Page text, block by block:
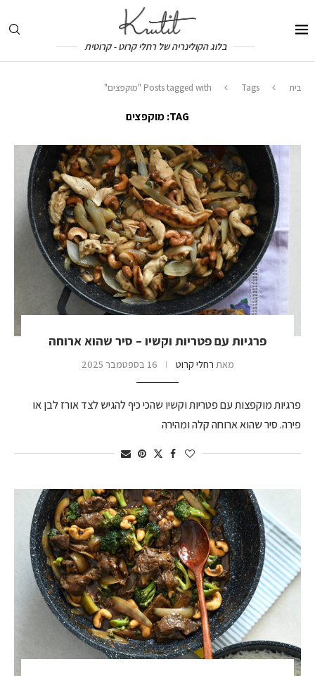
בלוג הקולינריה של רחלי קרוט - קרוטית
בית Tags Posts tagged with "מוקפצים"
TAG: מוקפצים
פרגיות עם פטריות וקשיו – סיר שהוא ארוחה
מאת רחלי קרוט 16 בספטמבר 2025
פרגיות מוקפצות עם פטריות וקשיו שהכי כיף להגיש לצד אורז לבן או
פירה. סיר שהוא ארוחה קלה ומהירה